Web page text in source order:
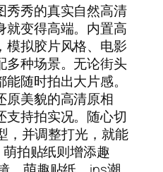
秀秀的真实自然高清
就变得高端。内置高
模拟胶片风格、电影
多种场景。无论街头
随时拍出大片感。
原美貌的高清原相
支持拍实况。随心切
，并调整打光，就能
拍贴纸则增添趣